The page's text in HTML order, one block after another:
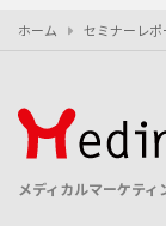
ホーム セミナーレ
メディカルマーケティ